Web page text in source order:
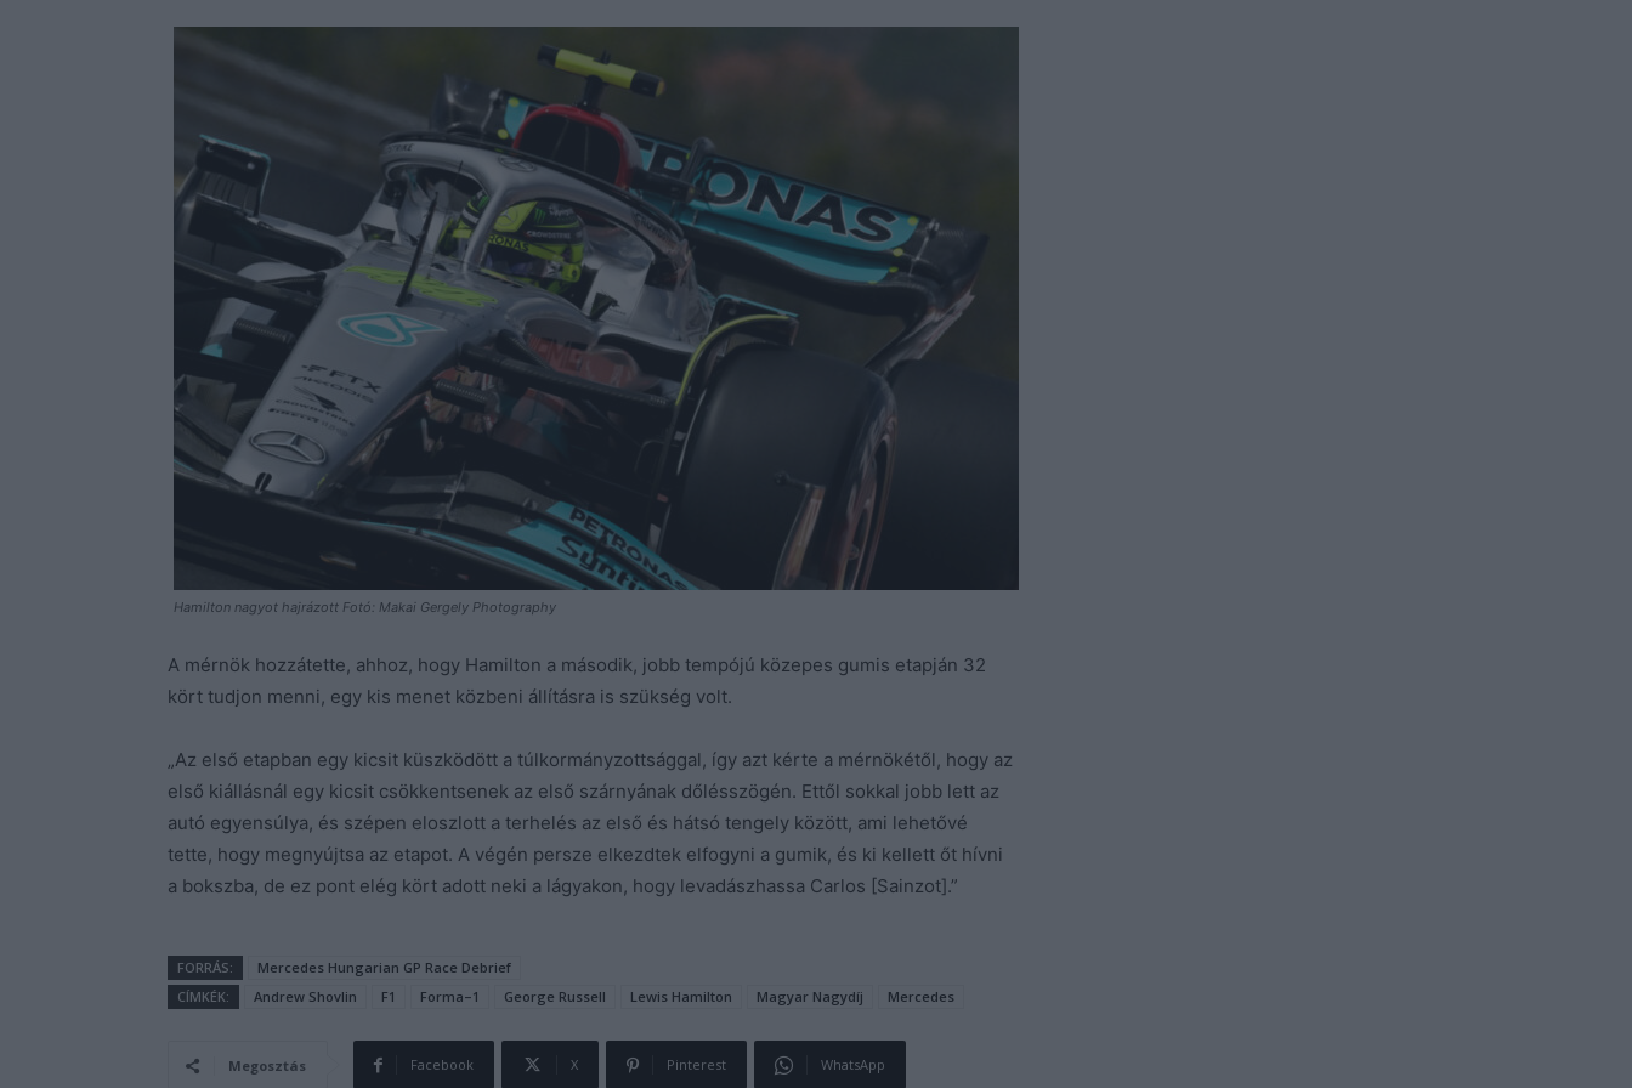
Hamilton nagyot hajrázott Fotó: Makai Gergely Photography
A mérnök hozzátette, ahhoz, hogy Hamilton a második, jobb tempójú közepes gumis etapján 32
kört tudjon menni, egy kis menet közbeni állításra is szükség volt.
„Az első etapban egy kicsit küszködött a túlkormányzottsággal, így azt kérte a mérnökétől, hogy az
első kiállásnál egy kicsit csökkentsenek az első szárnyának dőlésszögén. Ettől sokkal jobb lett az
autó egyensúlya, és szépen eloszlott a terhelés az első és hátsó tengely között, ami lehetővé
tette, hogy megnyújtsa az etapot. A végén persze elkezdtek elfogyni a gumik, és ki kellett őt hívni
a bokszba, de ez pont elég kört adott neki a lágyakon, hogy levadászhassa Carlos [Sainzot].”
FORRÁS:
Mercedes Hungarian GP Race Debrief
CÍMKÉK:
Andrew Shovlin F1 Forma–1 George Russell Lewis Hamilton Magyar Nagydíj Mercedes
Megosztás Facebook X Pinterest WhatsApp